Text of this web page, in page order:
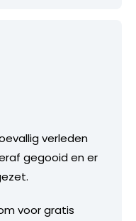
verleden
gegooid en er
voor gratis